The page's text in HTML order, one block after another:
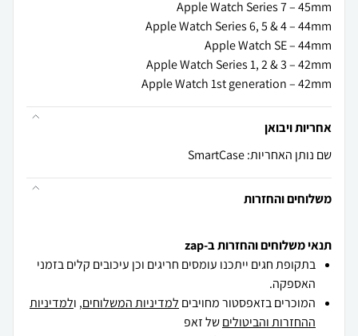
Apple Watch 1st generation – 42mm
אחריות ויבואן
שם נותן האחריות: SmartCase
משלוחים והחזרות
תנאי משלוחים והחזרות ב-zap
בתקופת חגים ייתכנו עומסים חריגים וכן עיכובים קלים בזמני
האספקה.
המוכרים בזאפסטור מחויבים למדיניות המשלוחים, ולמדיניות
ההחזרות והביטוליםשל זאפ